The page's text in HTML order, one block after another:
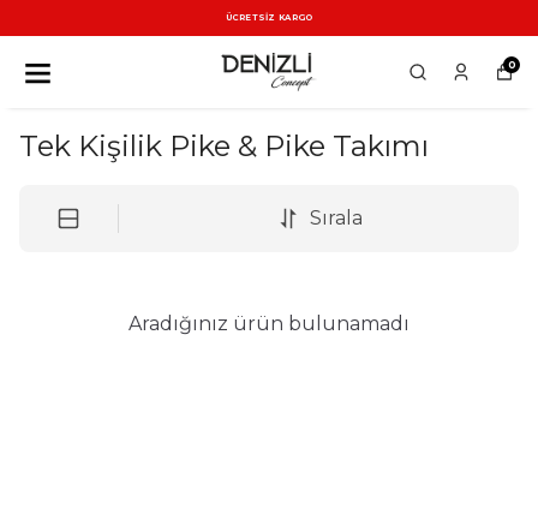
ÜCRETSİZ KARGO
0
Tek Kişilik Pike & Pike Takımı
Sırala
Aradığınız ürün bulunamadı